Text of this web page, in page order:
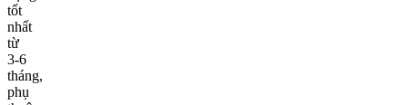
tốt
nhất
từ
3-6
tháng,
phụ